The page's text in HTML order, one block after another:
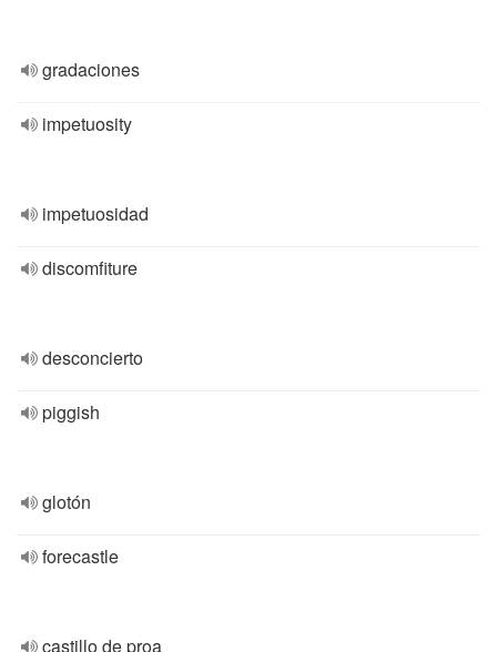
gradaciones
impetuosity
impetuosidad
discomfiture
desconcierto
piggish
glotón
forecastle
castillo de proa